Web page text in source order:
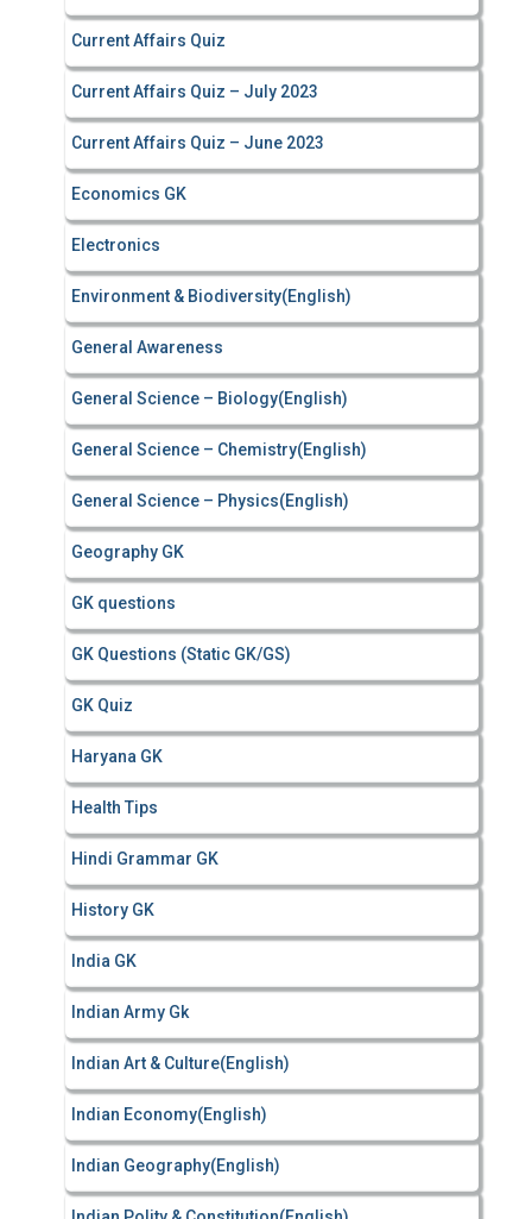
Current Affairs Quiz
Current Affairs Quiz – July 2023
Current Affairs Quiz – June 2023
Economics GK
Electronics
Environment & Biodiversity(English)
General Awareness
General Science – Biology(English)
General Science – Chemistry(English)
General Science – Physics(English)
Geography GK
GK questions
GK Questions (Static GK/GS)
GK Quiz
Haryana GK
Health Tips
Hindi Grammar GK
History GK
India GK
Indian Army Gk
Indian Art & Culture(English)
Indian Economy(English)
Indian Geography(English)